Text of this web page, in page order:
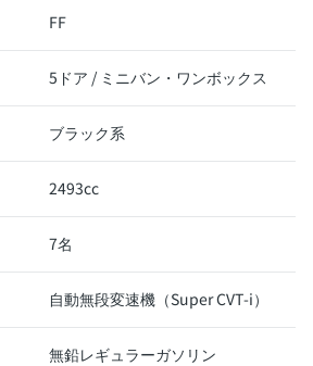
FF
5ドア / ミニバン・ワンボックス
ブラック系
2493cc
7名
自動無段変速機（Super CVT-i）
無鉛レギュラーガソリン